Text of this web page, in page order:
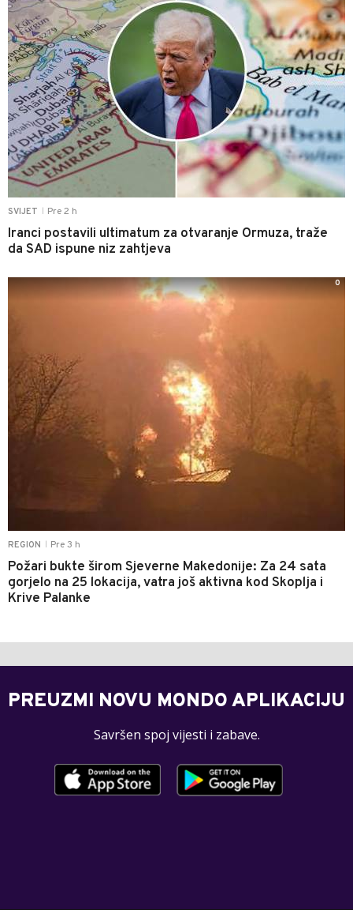
SVIJET Pre 2 h
Iranci postavili ultimatum za otvaranje Ormuza, traže
da SAD ispune niz zahtjeva
REGION Pre 3 h
Požari bukte širom Sjeverne Makedonije: Za 24 sata
gorjelo na 25 lokacija, vatra još aktivna kod Skoplja i
Krive Palanke
0
PREUZMI NOVU MONDO APLIKACIJU
Savršen spoj vijesti i zabave.